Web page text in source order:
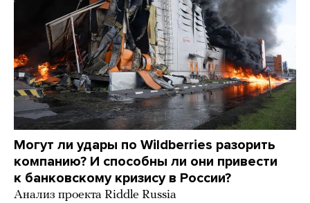
Могут ли удары по Wildberries разорить
компанию? И способны ли они привести
к банковскому кризису в России?
Анализ проекта Riddle Russia